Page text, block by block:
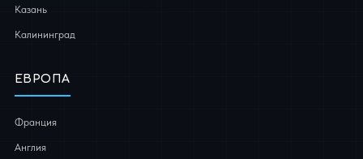
Казань
Калининград
ЕВРОПА
Франция
Англия